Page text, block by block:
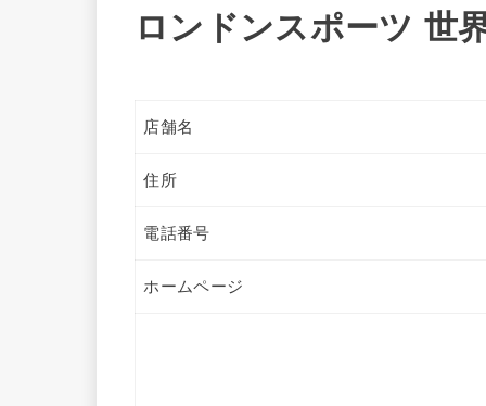
ロンドンスポーツ 世
店舗名
住所
電話番号
ホームページ